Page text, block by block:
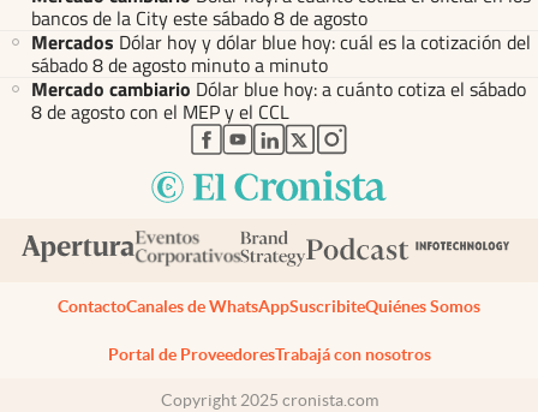
bancos de la City este sábado 8 de agosto
Mercados Dólar hoy y dólar blue hoy: cuál es la cotización del
sábado 8 de agosto minuto a minuto
Mercado cambiario Dólar blue hoy: a cuánto cotiza el sábado
8 de agosto con el MEP y el CCL
abre en nueva pestaña
abre en nueva pestaña
abre en nueva pestaña
abre en nueva pestaña
abre en nueva pestaña
ContactoCanales de WhatsAppSuscribiteQuiénes Somos
Portal de ProveedoresTrabajá con nosotros
Copyright 2025 cronista.com